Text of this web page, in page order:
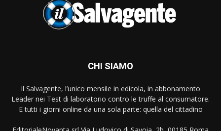
CHI SIAMO
Il Salvagente, l’unico mensile in edicola, in abbonamento
Leader nei Test di laboratorio contro le truffe al consumatore.
E tutti i giorni online da una sola parte: quella del cittadino